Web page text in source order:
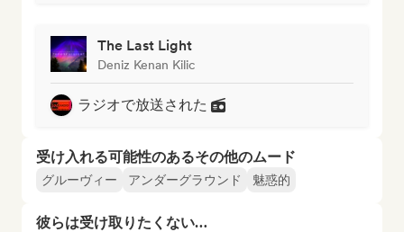
The Last Light
Deniz Kenan Kilic
ラジオで放送された
受け入れる可能性のあるその他のムード
グルーヴィー アンダーグラウンド 魅惑的
彼らは受け取りたくない…